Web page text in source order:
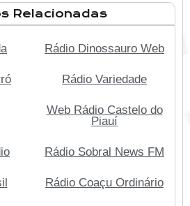
Relacionadas
Rádio Dinossauro Web
Rádio Variedade
Web Rádio Castelo do
Piauí
Rádio Sobral News FM
Rádio Coaçu Ordinário